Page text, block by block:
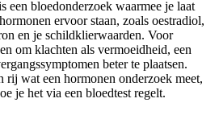
een bloedonderzoek waarmee je laat
ervoor staan, zoals oestradiol,
en je schildklierwaarden. Voor
om klachten als vermoeidheid, een
beter te plaatsen.
rij wat een hormonen onderzoek meet,
je het via een bloedtest regelt.